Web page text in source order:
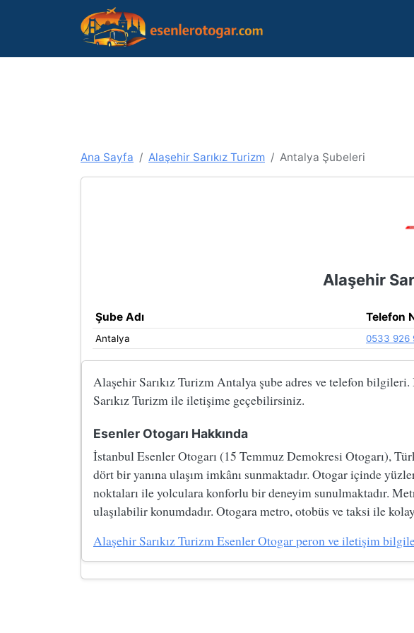
Ana Sayfa Alaşehir Sarıkız Turizm Antalya Şubeleri
Alaşehir
Şube Adı Telefon
Antalya 0533 926
Alaşehir Sarıkız Turizm Antalya şube adres ve telefon
Sarıkız Turizm ile iletişime geçebilirsiniz.
Esenler Otogarı Hakkında
İstanbul Esenler Otogarı (15 Temmuz Demokresi Otogarı),
dört bir yanına ulaşım imkânı sunmaktadır. Otogar içinde
noktaları ile yolculara konforlu bir deneyim sunulmaktadır.
ulaşılabilir konumdadır. Otogara metro, otobüs ve taksi ile
Alaşehir Sarıkız Turizm Esenler Otogar peron ve iletişim